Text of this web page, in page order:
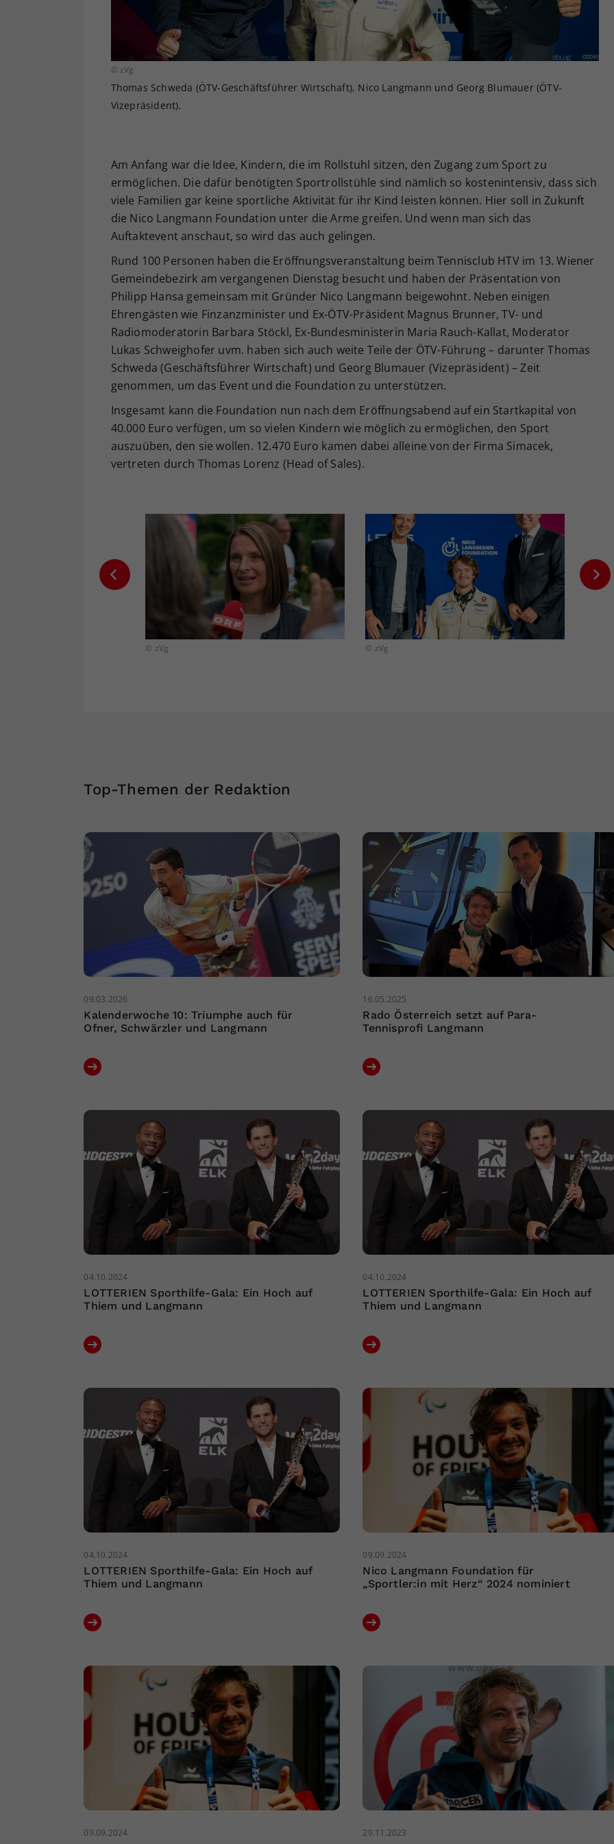
© zVg
Thomas Schweda (ÖTV-Geschäftsführer Wirtschaft), Nico Langmann und Georg Blumauer (ÖTV-
Vizepräsident).
Am Anfang war die Idee, Kindern, die im Rollstuhl sitzen, den Zugang zum Sport zu
ermöglichen. Die dafür benötigten Sportrollstühle sind nämlich so kostenintensiv, dass sich
viele Familien gar keine sportliche Aktivität für ihr Kind leisten können. Hier soll in Zukunft
die Nico Langmann Foundation unter die Arme greifen. Und wenn man sich das
Auftaktevent anschaut, so wird das auch gelingen.
Rund 100 Personen haben die Eröffnungsveranstaltung beim Tennisclub HTV im 13. Wiener
Gemeindebezirk am vergangenen Dienstag besucht und haben der Präsentation von
Philipp Hansa gemeinsam mit Gründer Nico Langmann beigewohnt. Neben einigen
Ehrengästen wie Finzanzminister und Ex-ÖTV-Präsident Magnus Brunner, TV- und
Radiomoderatorin Barbara Stöckl, Ex-Bundesministerin Maria Rauch-Kallat, Moderator
Lukas Schweighofer uvm. haben sich auch weite Teile der ÖTV-Führung – darunter Thomas
Schweda (Geschäftsführer Wirtschaft) und Georg Blumauer (Vizepräsident) – Zeit
genommen, um das Event und die Foundation zu unterstützen.
Insgesamt kann die Foundation nun nach dem Eröffnungsabend auf ein Startkapital von
40.000 Euro verfügen, um so vielen Kindern wie möglich zu ermöglichen, den Sport
auszuüben, den sie wollen. 12.470 Euro kamen dabei alleine von der Firma Simacek,
vertreten durch Thomas Lorenz (Head of Sales).
© zVg © zVg
Top-Themen der Redaktion
09.03.2026
Kalenderwoche 10: Triumphe auch für
Ofner, Schwärzler und Langmann
16.05.2025
Rado Österreich setzt auf Para-
Tennisprofi Langmann
04.10.2024
LOTTERIEN Sporthilfe-Gala: Ein Hoch auf
Thiem und Langmann
04.10.2024
LOTTERIEN Sporthilfe-Gala: Ein Hoch auf
Thiem und Langmann
04.10.2024
LOTTERIEN Sporthilfe-Gala: Ein Hoch auf
Thiem und Langmann
09.09.2024
Nico Langmann Foundation für
„Sportler:in mit Herz“ 2024 nominiert
09.09.2024 29.11.2023
Ihrer vorgenommen Einstellungen, falls der
Webseiten-Betreiber dies eingestellt hat.